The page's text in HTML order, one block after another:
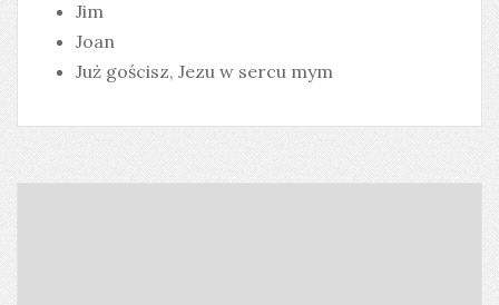
Jim
Joan
Już gościsz, Jezu w sercu mym